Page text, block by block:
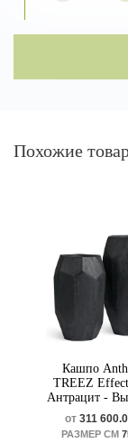
Похожие
Кашпо
TREEZ
Антрацит -
Design-
от311
РАЗМЕР СМ